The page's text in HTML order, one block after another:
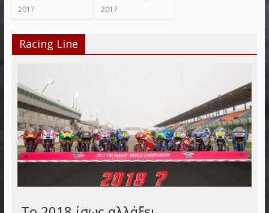
2017
2017
Racing Line